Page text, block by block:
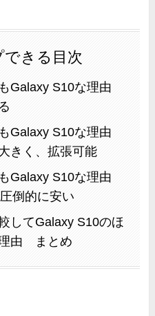
できる目次
Galaxy S10な理由
Galaxy S10な理由
きく、拡張可能
Galaxy S10な理由
倒的に安い
してGalaxy S10のほ
由 まとめ